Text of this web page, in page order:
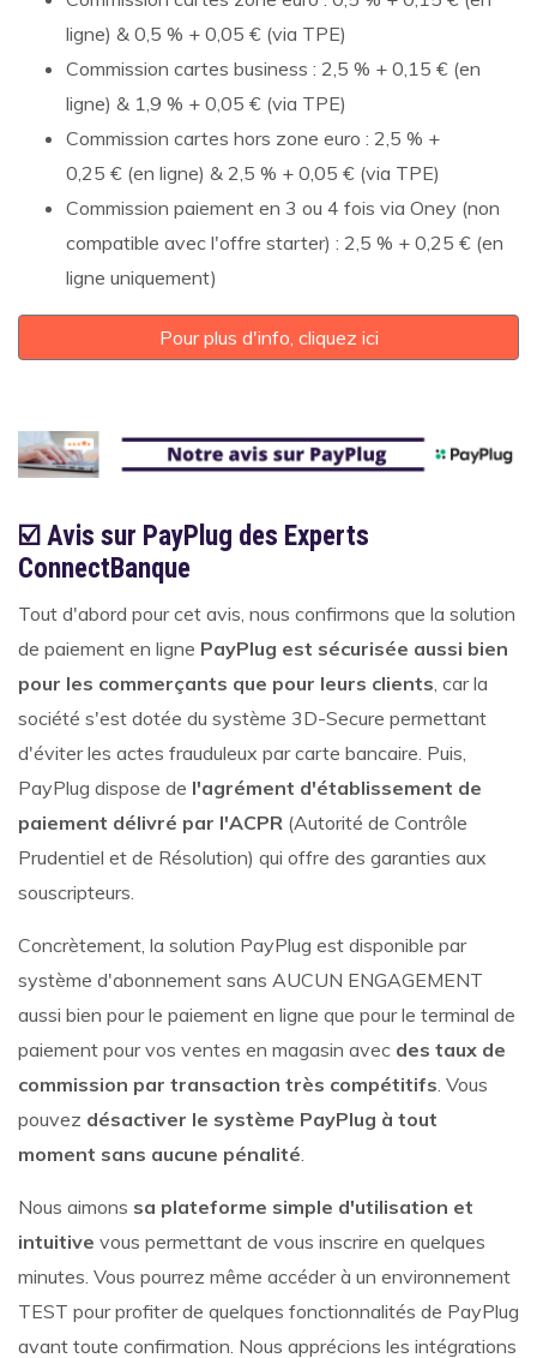
ligne) & 0,5 % + 0,05 € (via TPE)
Commission cartes business : 2,5 % + 0,15 € (en
ligne) & 1,9 % + 0,05 € (via TPE)
Commission cartes hors zone euro : 2,5 % +
0,25 € (en ligne) & 2,5 % + 0,05 € (via TPE)
Commission paiement en 3 ou 4 fois via Oney (non
compatible avec l'offre starter) : 2,5 % + 0,25 € (en
ligne uniquement)
Pour plus d'info, cliquez ici
☑️ Avis sur PayPlug des Experts
ConnectBanque
Tout d'abord pour cet avis, nous confirmons que la solution
de paiement en ligne PayPlug est sécurisée aussi bien
pour les commerçants que pour leurs clients, car la
société s'est dotée du système 3D-Secure permettant
d'éviter les actes frauduleux par carte bancaire. Puis,
PayPlug dispose de l'agrément d'établissement de
paiement délivré par l'ACPR (Autorité de Contrôle
Prudentiel et de Résolution) qui offre des garanties aux
souscripteurs.
Concrètement, la solution PayPlug est disponible par
système d'abonnement sans AUCUN ENGAGEMENT
aussi bien pour le paiement en ligne que pour le terminal de
paiement pour vos ventes en magasin avec des taux de
commission par transaction très compétitifs. Vous
pouvez désactiver le système PayPlug à tout
moment sans aucune pénalité.
Nous aimons sa plateforme simple d'utilisation et
intuitive vous permettant de vous inscrire en quelques
minutes. Vous pourrez même accéder à un environnement
TEST pour profiter de quelques fonctionnalités de PayPlug
avant toute confirmation. Nous apprécions les intégrations